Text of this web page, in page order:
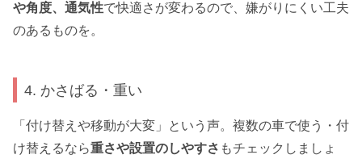
や角度、通気性で快適さが変わるので、嫌がりにくい工夫
のあるものを。
4. かさばる・重い
「付け替えや移動が大変」という声。複数の車で使う・付
け替えるなら重さや設置のしやすさ もチェックしましょ